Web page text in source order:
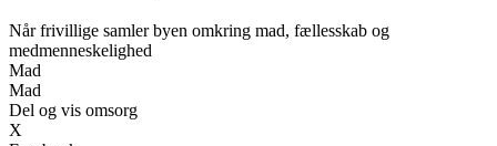
Når frivillige samler byen omkring mad, fællesskab og
medmenneskelighed
Mad
Mad
Del og vis omsorg
X